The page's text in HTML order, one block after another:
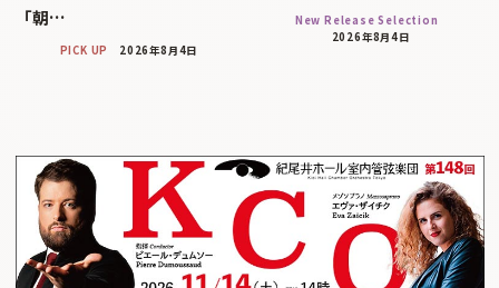
「朝…
PICK UP 2026年8月4日
New Release Selection
2026年8月4日